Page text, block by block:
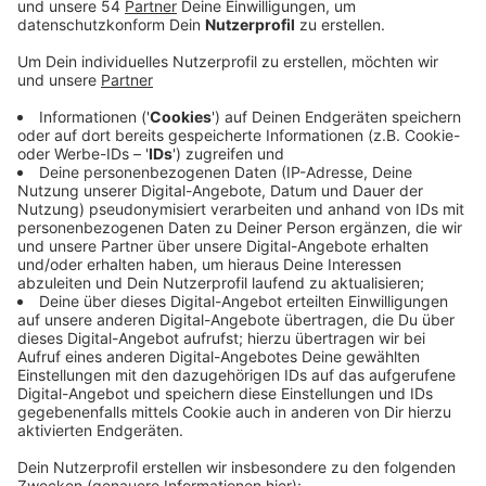
Das Event könnte dann in den Landschaften rund um
den Tagebau Garzweiler stattfinden. Mitglieder der
Stadträte Mönchengladbach, Erkelenz, Jüchen,
Grevenbroich und Titz haben sich an den Überlegungen
und Planungen zur Internationalen Gartenausstellung
beteiligt. In einem ersten Schritt wurde Ende letzten
Jahres eine Machbarkeitsstudie zur Internationalen
Gartenausstellung 2037 vorgestellt. Im zweiten
Schritt wurden jetzt die kommunalen Stadträte über
die Planungen zur Gartenausstellung informiert. Laut
den aktuellen Überlegungen könnte
Mönchengladbach-Wanlo gemeinsam mit Jüchen und
Keyenberg Hauptstandort der Ausstellung werden.
Alle Hauptstandorte sollen dabei einen eigenen